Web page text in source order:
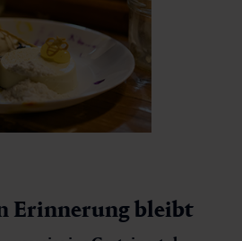
Erinnerung bleibt